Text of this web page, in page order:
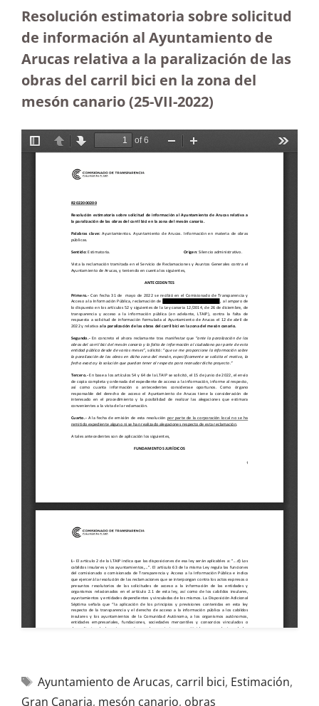
Resolución estimatoria sobre solicitud
de información al Ayuntamiento de
Arucas relativa a la paralización de las
obras del carril bici en la zona del
mesón canario (25-VII-2022)
Ayuntamiento de Arucas, carril bici, Estimación,
Gran Canaria, mesón canario, obras